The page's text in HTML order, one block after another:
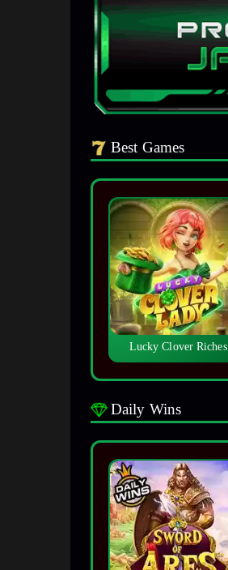
Best Games
Lucky Clover Riches
Daily Wins